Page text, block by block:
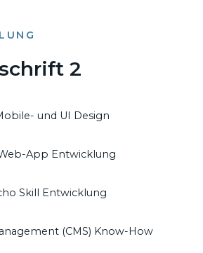
2
und UI Design
App Entwicklung
Skill Entwicklung
(CMS) Know-How